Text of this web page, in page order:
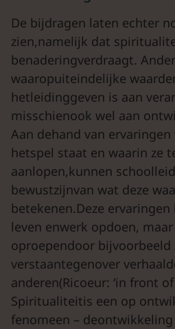
De bijdragen laten echter
zien,namelijk dat
benaderingverdraagt.
waaropuiteindelijke
hetleidinggeven is aan
misschienook wel aan
Aan dehand van
hetspel staat en waarin ze
aanlopen,kunnen
bewustzijnvan wat deze
betekenen.Deze
leven enwerk opdoen,
oproependoor bijvoorbeeld
verstaantegenover
anderen(Ricoeur: ‘in front
Spiritualiteitis een op
fenomeen –